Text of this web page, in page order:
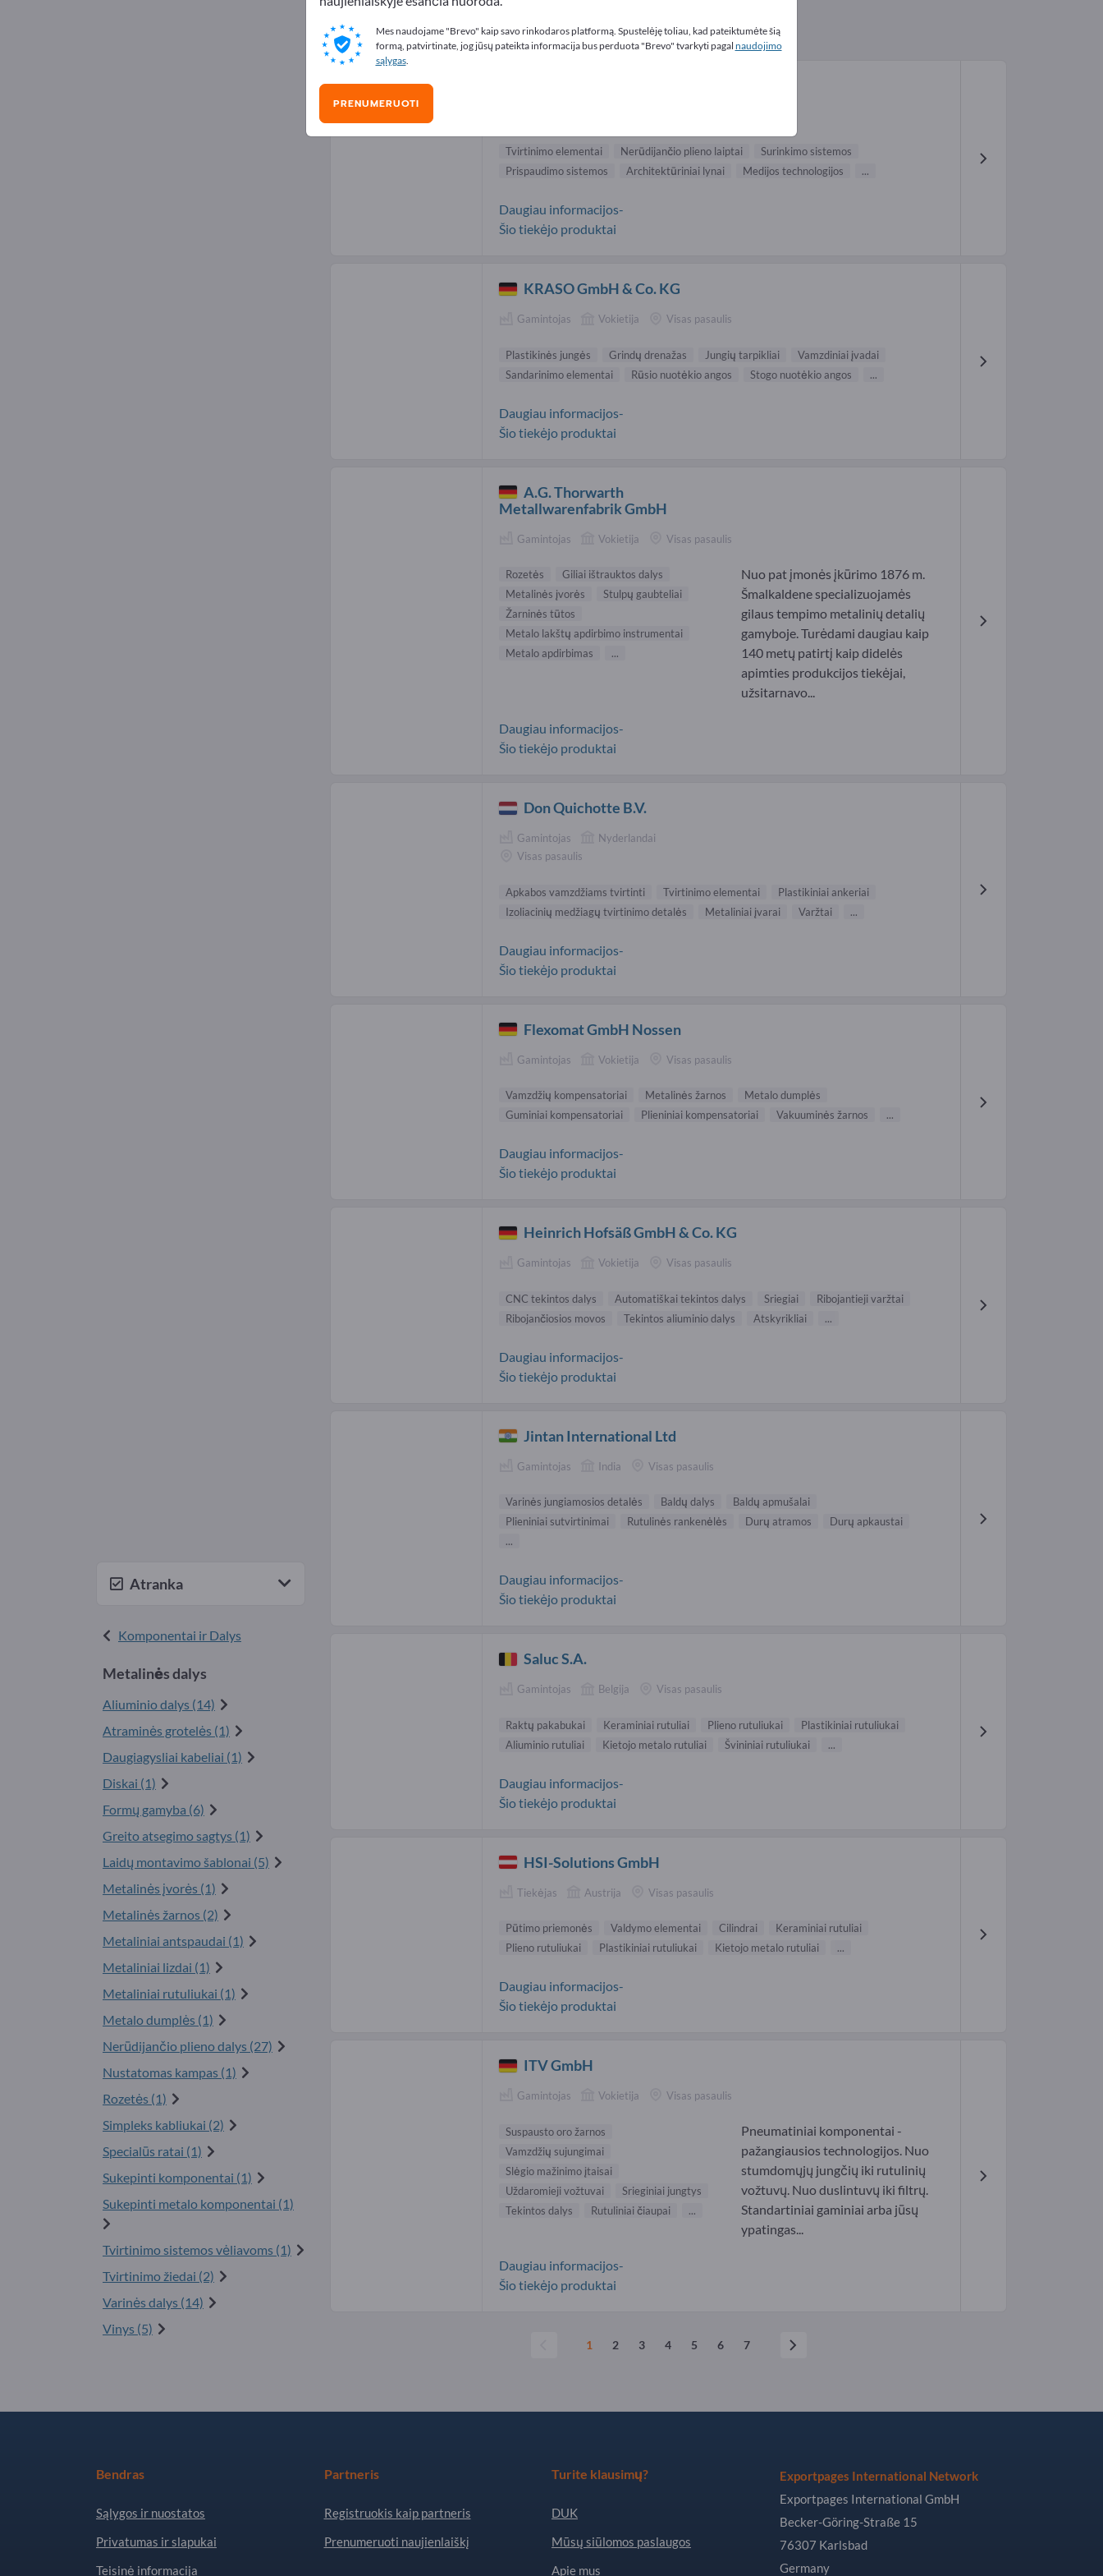
Atranka
Komponentai ir Dalys
Metalinės dalys
Aliuminio dalys (14)
Atraminės grotelės (1)
Daugiagysliai kabeliai (1)
Diskai (1)
Formų gamyba (6)
Greito atsegimo sagtys (1)
Laidų montavimo šablonai (5)
Metalinės įvorės (1)
Metalinės žarnos (2)
Metaliniai antspaudai (1)
Metaliniai lizdai (1)
Metaliniai rutuliukai (1)
Metalo dumplės (1)
Nerūdijančio plieno dalys (27)
Nustatomas kampas (1)
Rozetės (1)
Simpleks kabliukai (2)
Specialūs ratai (1)
Sukepinti komponentai (1)
Sukepinti metalo komponentai (1)
Tvirtinimo sistemos vėliavoms (1)
Tvirtinimo žiedai (2)
Varinės dalys (14)
Vinys (5)
Metalinės dalys tiekėjai (67)
Tvirtinimo elementai Nerūdijančio plieno laiptai
Surinkimo sistemos
Prispaudimo sistemos
Architektūriniai lynai Medijos technologijos ...
Daugiau informacijos-
Šio tiekėjo produktai
KRASO GmbH & Co. KG
Gamintojas Vokietija Visas pasaulis
Plastikinės jungės Grindų drenažas Jungių tarpikliai
Vamzdiniai įvadai
Sandarinimo elementai
Rūsio nuotėkio angos Stogo nuotėkio angos ...
Daugiau informacijos-
Šio tiekėjo produktai
A.G. Thorwarth
Metallwarenfabrik GmbH
Gamintojas Vokietija Visas pasaulis
Rozetės
Giliai ištrauktos dalys
Metalinės įvorės
Stulpų gaubteliai
Žarninės tūtos
Metalo lakštų apdirbimo instrumentai
Metalo apdirbimas
...
Nuo pat įmonės įkūrimo 1876 m.
Šmalkaldene specializuojamės
gilaus tempimo metalinių detalių
gamyboje. Turėdami daugiau kaip
140 metų patirtį kaip didelės
apimties produkcijos tiekėjai,
užsitarnavo...
Daugiau informacijos-
Šio tiekėjo produktai
Don Quichotte B.V.
Gamintojas
Nyderlandai
Visas pasaulis
Apkabos vamzdžiams tvirtinti Tvirtinimo elementai
Plastikiniai ankeriai
Izoliacinių medžiagų tvirtinimo detalės
Metaliniai įvarai Varžtai ...
Daugiau informacijos-
Šio tiekėjo produktai
Flexomat GmbH Nossen
Gamintojas Vokietija Visas pasaulis
Vamzdžių kompensatoriai Metalinės žarnos
Metalo dumplės
Guminiai kompensatoriai
Plieniniai kompensatoriai Vakuuminės žarnos ...
Daugiau informacijos-
Šio tiekėjo produktai
Heinrich Hofsäß GmbH & Co. KG
Gamintojas Vokietija Visas pasaulis
CNC tekintos dalys Automatiškai tekintos dalys Sriegiai
Ribojantieji varžtai
Ribojančiosios movos
Tekintos aliuminio dalys Atskyrikliai ...
Daugiau informacijos-
Šio tiekėjo produktai
Jintan International Ltd
Gamintojas India Visas pasaulis
Varinės jungiamosios detalės Baldų dalys
Baldų apmušalai
Plieniniai sutvirtinimai
Rutulinės rankenėlės Durų atramos
Durų apkaustai
...
Daugiau informacijos-
Šio tiekėjo produktai
Saluc S.A.
Gamintojas Belgija Visas pasaulis
Raktų pakabukai Keraminiai rutuliai Plieno rutuliukai
Plastikiniai rutuliukai
Aliuminio rutuliai
Kietojo metalo rutuliai Švininiai rutuliukai ...
Daugiau informacijos-
Šio tiekėjo produktai
HSI-Solutions GmbH
Tiekėjas Austrija Visas pasaulis
Pūtimo priemonės Valdymo elementai Cilindrai
Keraminiai rutuliai
Plieno rutuliukai
Plastikiniai rutuliukai Kietojo metalo rutuliai ...
Daugiau informacijos-
Šio tiekėjo produktai
ITV GmbH
Gamintojas Vokietija Visas pasaulis
Suspausto oro žarnos
Vamzdžių sujungimai
Slėgio mažinimo įtaisai
Uždaromieji vožtuvai
Srieginiai jungtys
Tekintos dalys
Rutuliniai čiaupai ...
Pneumatiniai komponentai -
pažangiausios technologijos. Nuo
stumdomųjų jungčių iki rutulinių
vožtuvų. Nuo duslintuvų iki filtrų.
Standartiniai gaminiai arba jūsų
ypatingas...
Daugiau informacijos-
Šio tiekėjo produktai
1 2 3 4 5 6 7
Bendras
Sąlygos ir nuostatos
Privatumas ir slapukai
Teisinė informacija
Partneris
Registruokis kaip partneris
Prenumeruoti naujienlaiškį
Turite klausimų?
DUK
Mūsų siūlomos paslaugos
Apie mus
Exportpages International Network
Exportpages International GmbH
Becker-Göring-Straße 15
76307 Karlsbad
Germany
Mes naudojame "Brevo" kaip savo rinkodaros platformą. Spustelėję toliau, kad pateiktumėte šią
formą, patvirtinate, jog jūsų pateikta informacija bus perduota "Brevo" tvarkyti pagal naudojimo
sąlygas.
PRENUMERUOTI